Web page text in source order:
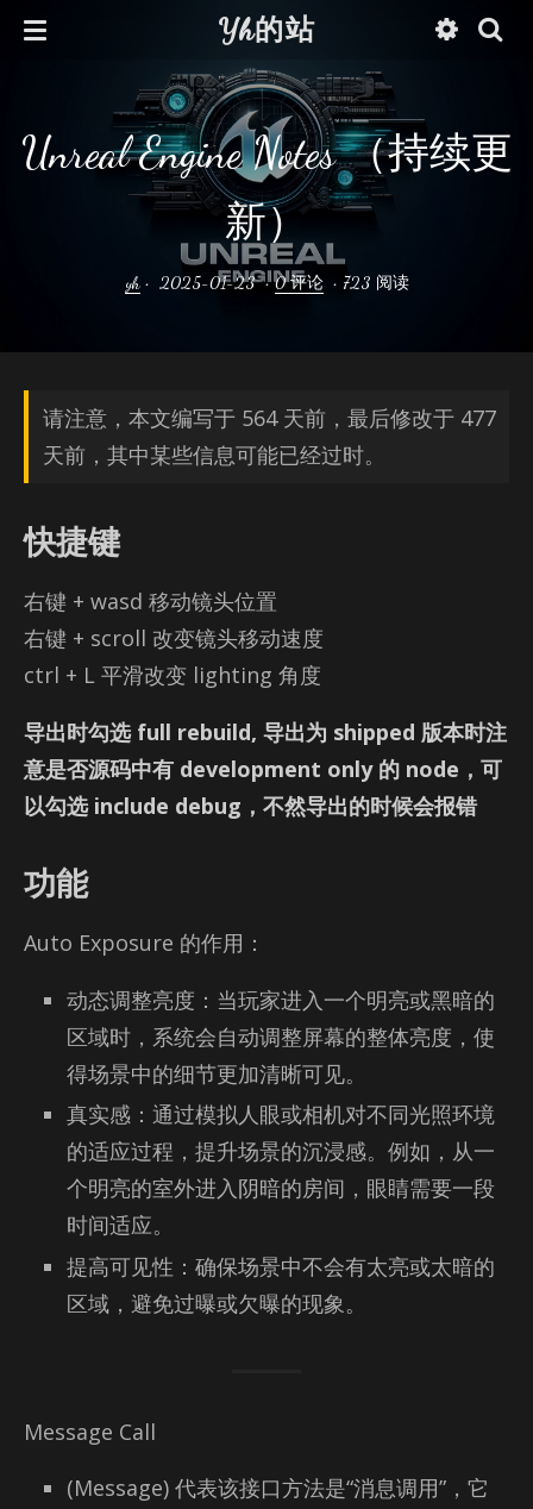
Yh的站
Unreal Engine Notes （持续更
新）
yh• 2025-01-23•0 评论• 723 阅读
请注意，本文编写于 564 天前，最后修改于 477
天前，其中某些信息可能已经过时。
快捷键
右键 + wasd 移动镜头位置
右键 + scroll 改变镜头移动速度
ctrl + L 平滑改变 light­ing 角度
导出时勾选 full rebuild, 导出为 shipped 版本时注
意是否源码中有 development only 的 node，可
以勾选 include debug，不然导出的时候会报错
功能
Auto Ex­po­sure 的作用：
动态调整亮度：当玩家进入一个明亮或黑暗的
区域时，系统会自动调整屏幕的整体亮度，使
得场景中的细节更加清晰可见。
真实感：通过模拟人眼或相机对不同光照环境
的适应过程，提升场景的沉浸感。例如，从一
个明亮的室外进入阴暗的房间，眼睛需要一段
时间适应。
提高可见性：确保场景中不会有太亮或太暗的
区域，避免过曝或欠曝的现象。
Mes­sage Call
(Message) 代表该接口方法是“消息调用”，它